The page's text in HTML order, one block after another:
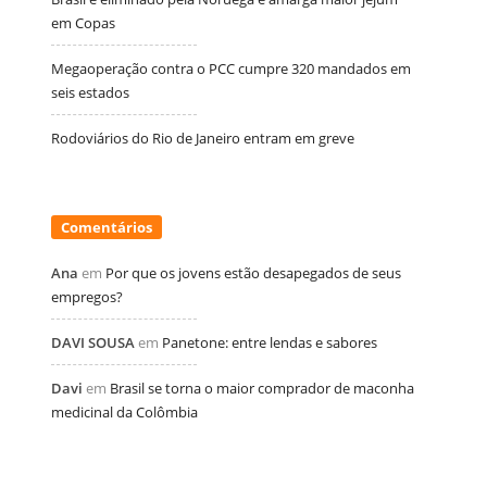
em Copas
Megaoperação contra o PCC cumpre 320 mandados em
seis estados
Rodoviários do Rio de Janeiro entram em greve
Comentários
Ana em Por que os jovens estão desapegados de seus
empregos?
DAVI SOUSAem Panetone: entre lendas e sabores
Davi em Brasil se torna o maior comprador de maconha
medicinal da Colômbia